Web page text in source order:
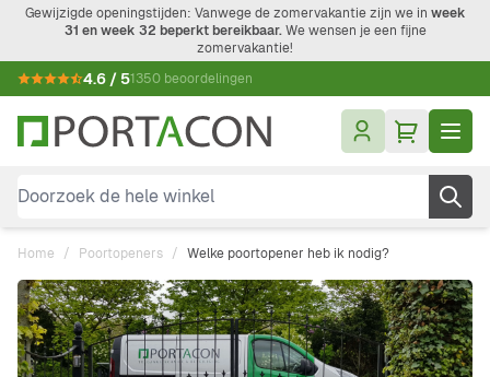
Ga naar de inhoud
Gewijzigde openingstijden: Vanwege de zomervakantie zijn we in week
31 en week 32 beperkt bereikbaar.We wensen je een fijne
zomervakantie!
4.6 / 51350 beoordelingen
Doorzoek de hele winkel
Home / Poortopeners / Welke poortopener heb ik nodig?